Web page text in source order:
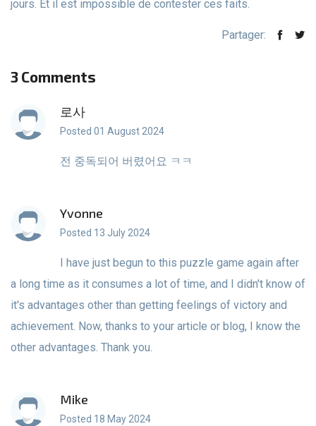
jours. Et il est impossible de contester ces faits.
Partager:
3 Comments
로사
Posted 01 August 2024
전 중독되어 버렸어요 ㅋㅋ
Yvonne
Posted 13 July 2024
a long time as it consumes a lot of time, and I didn't know of
it's advantages other than getting feelings of victory and
achievement. Now, thanks to your article or blog, I know the
other advantages. Thank you.
Mike
Posted 18 May 2024